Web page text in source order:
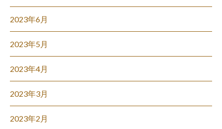
2023年6月
2023年5月
2023年4月
2023年3月
2023年2月